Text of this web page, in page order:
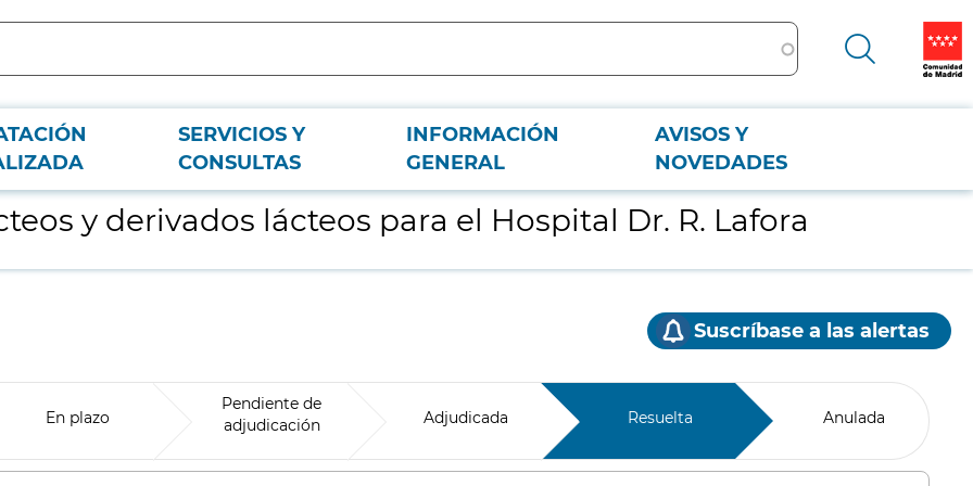
SERVICIOS Y
CONSULTAS
INFORMACIÓN
GENERAL
AVISOS Y
NOVEDADES
Dr. R. Lafora
y derivados lácteos para el Hospital Dr. R. Lafora
Suscríbase a las alertas
En plazo
Pendiente de
adjudicación
Adjudicada Resuelta Anulada